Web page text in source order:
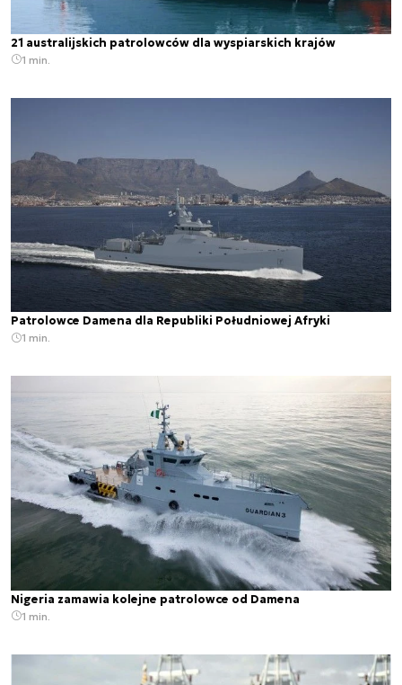
21 australijskich patrolowców dla wyspiarskich krajów
1 min.
Patrolowce Damena dla Republiki Południowej Afryki
1 min.
Nigeria zamawia kolejne patrolowce od Damena
1 min.